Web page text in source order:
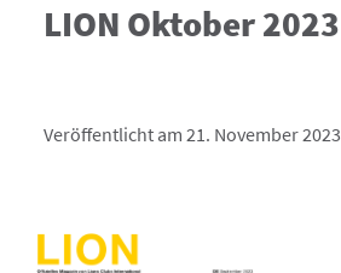
LION Oktober 2023
Veröffentlicht am 21. November 2023